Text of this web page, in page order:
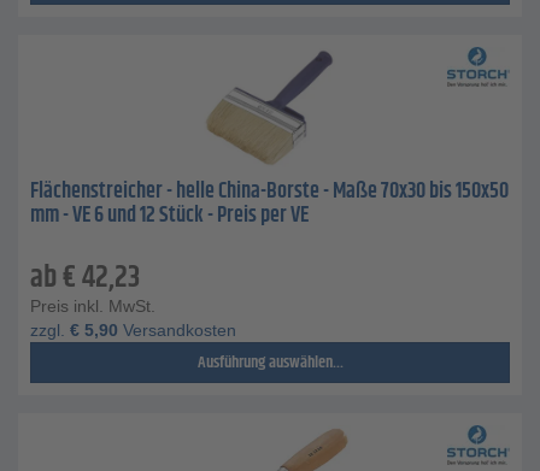
Flächenstreicher - helle China-Borste - Maße 70x30 bis 150x50
mm - VE 6 und 12 Stück - Preis per VE
ab€42,23
Preis inkl. MwSt.
zzgl. € 5,90 Versandkosten
Ausführung auswählen...